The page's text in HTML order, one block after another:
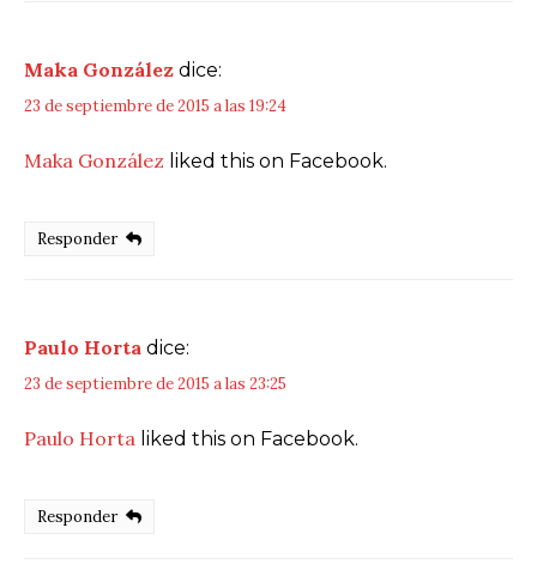
Maka González dice:
23 de septiembre de 2015 a las 19:24
Maka González liked this on Facebook.
Responder
Paulo Horta dice:
23 de septiembre de 2015 a las 23:25
Paulo Horta liked this on Facebook.
Responder